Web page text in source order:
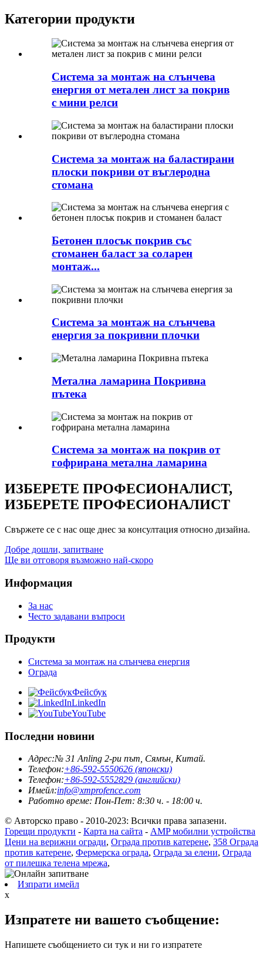
Категории продукти
Система за монтаж на слънчева
енергия от метален лист за покрив
с мини релси
Система за монтаж на баластирани
плоски покриви от въглеродна
стомана
Бетонен плосък покрив със
стоманен баласт за соларен
монтаж...
Система за монтаж на слънчева
енергия за покривни плочки
Метална ламарина Покривна
пътека
Система за монтаж на покрив от
гофрирана метална ламарина
ИЗБЕРЕТЕ ПРОФЕСИОНАЛИСТ,
ИЗБЕРЕТЕ ПРОФЕСИОНАЛИСТ
Свържете се с нас още днес за консултация относно дизайна.
Добре дошли, запитване
Ще ви отговоря възможно най-скоро
Информация
За нас
Често задавани въпроси
Продукти
Система за монтаж на слънчева енергия
Ограда
Фейсбук
LinkedIn
YouTube
Последни новини
Адрес:№ 31 Anling 2-ри път, Сямън, Китай.
Телефон:+86-592-5550626 (японски)
Телефон:+86-592-5552829 (английски)
Имейл:info@xmprofence.com
Работно време: Пон-Пет: 8:30 ч. - 18:00 ч.
© Авторско право - 2010-2023: Всички права запазени.
Горещи продукти - Карта на сайта - AMP мобилни устройства
Цени на верижни огради, Ограда против катерене, 358 Ограда
против катерене, Фермерска ограда, Ограда за елени, Ограда
от пилешка телена мрежа,
Изпрати имейл
x
Изпратете ни вашето съобщение:
Напишете съобщението си тук и ни го изпратете